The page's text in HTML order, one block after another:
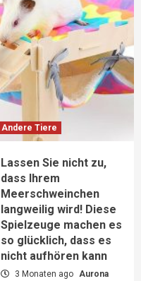
Andere Tiere
Lassen Sie nicht zu,
dass Ihrem
Meerschweinchen
langweilig wird! Diese
Spielzeuge machen es
so glücklich, dass es
nicht aufhören kann
3 Monaten ago Aurona